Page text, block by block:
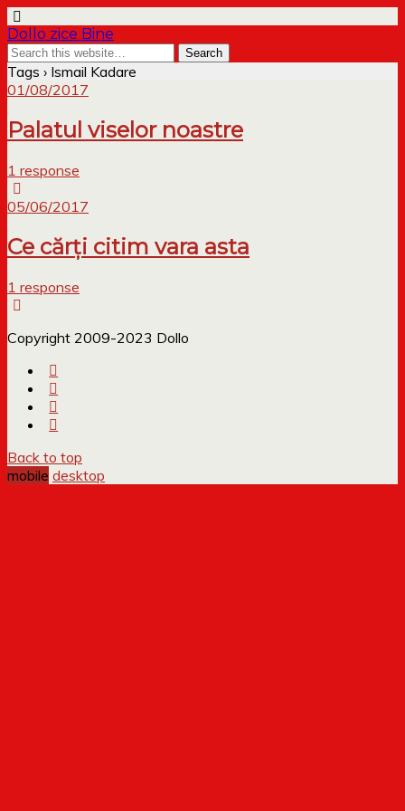
Dollo zice Bine
Tags › Ismail Kadare
01/08/2017
Palatul viselor noastre
1 response
05/06/2017
Ce cărți citim vara asta
1 response
Copyright 2009-2023 Dollo
Back to top
mobile desktop